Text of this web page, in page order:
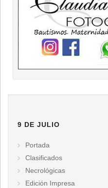
9 DE JULIO
Portada
Clasificados
Necrológicas
Edición Impresa